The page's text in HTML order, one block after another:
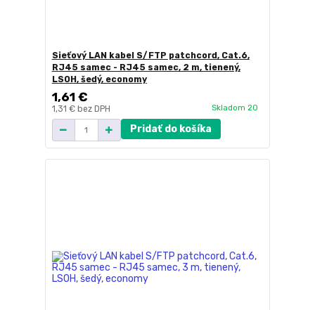
Sieťový LAN kabel S/FTP patchcord, Cat.6,
RJ45 samec - RJ45 samec, 2 m, tienený,
LSOH, šedý, economy
1,61 €
1,31 € bez DPH Skladom 20
Pridať do košíka